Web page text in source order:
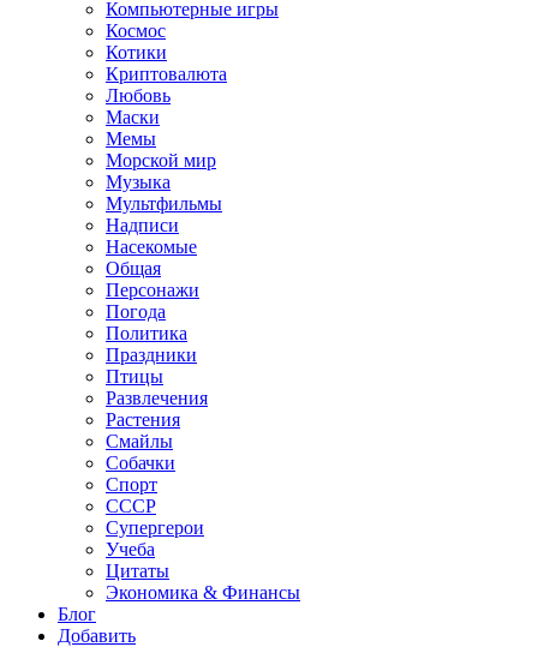
Компьютерные игры
Космос
Котики
Криптовалюта
Любовь
Маски
Мемы
Морской мир
Музыка
Мультфильмы
Надписи
Насекомые
Общая
Персонажи
Погода
Политика
Праздники
Птицы
Развлечения
Растения
Смайлы
Собачки
Спорт
СССР
Супергерои
Учеба
Цитаты
Экономика & Финансы
Блог
Добавить